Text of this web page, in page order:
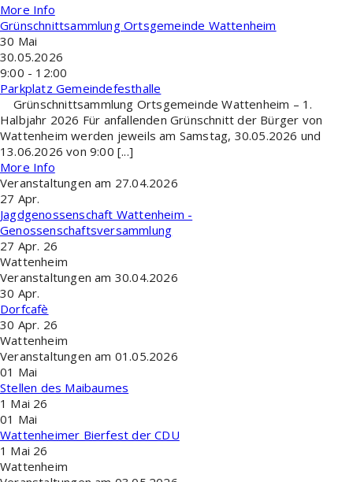
More Info
Grünschnittsammlung Ortsgemeinde Wattenheim
30 Mai
30.05.2026
9:00 - 12:00
Parkplatz Gemeindefesthalle
Grünschnittsammlung Ortsgemeinde Wattenheim – 1.
Halbjahr 2026 Für anfallenden Grünschnitt der Bürger von
Wattenheim werden jeweils am Samstag, 30.05.2026 und
13.06.2026 von 9:00 [...]
More Info
Veranstaltungen am 27.04.2026
27 Apr.
Jagdgenossenschaft Wattenheim -
Genossenschaftsversammlung
27 Apr. 26
Wattenheim
Veranstaltungen am 30.04.2026
30 Apr.
Dorfcafè
30 Apr. 26
Wattenheim
Veranstaltungen am 01.05.2026
01 Mai
Stellen des Maibaumes
1 Mai 26
01 Mai
Wattenheimer Bierfest der CDU
1 Mai 26
Wattenheim